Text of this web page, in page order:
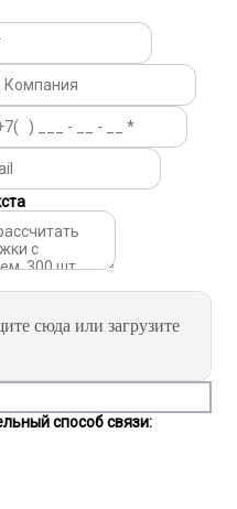
сюда или загрузите
способ связи: